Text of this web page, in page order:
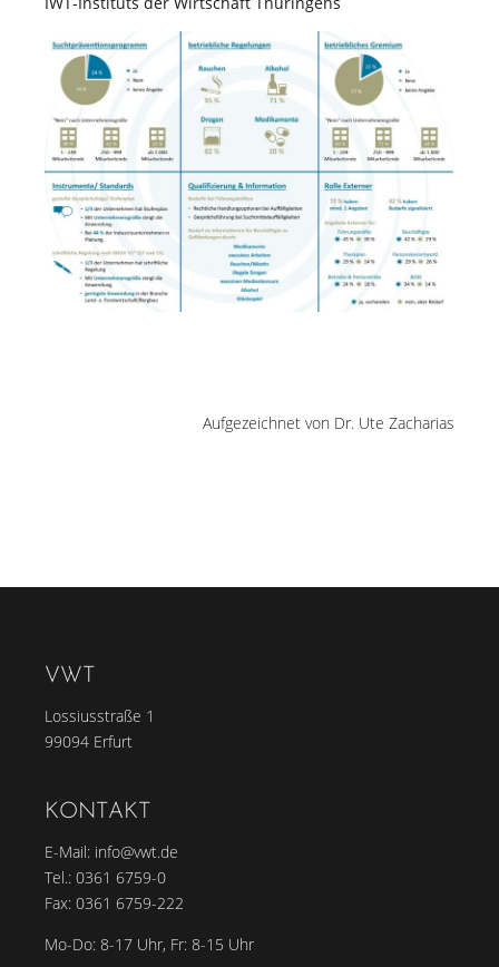
Aufgezeichnet von Dr. Ute Zacharias
VWT
Lossiusstraße 1
99094 Erfurt
KONTAKT
E-Mail: info@vwt.de
Tel.: 0361 6759-0
Fax: 0361 6759-222
Mo-Do: 8-17 Uhr, Fr: 8-15 Uhr